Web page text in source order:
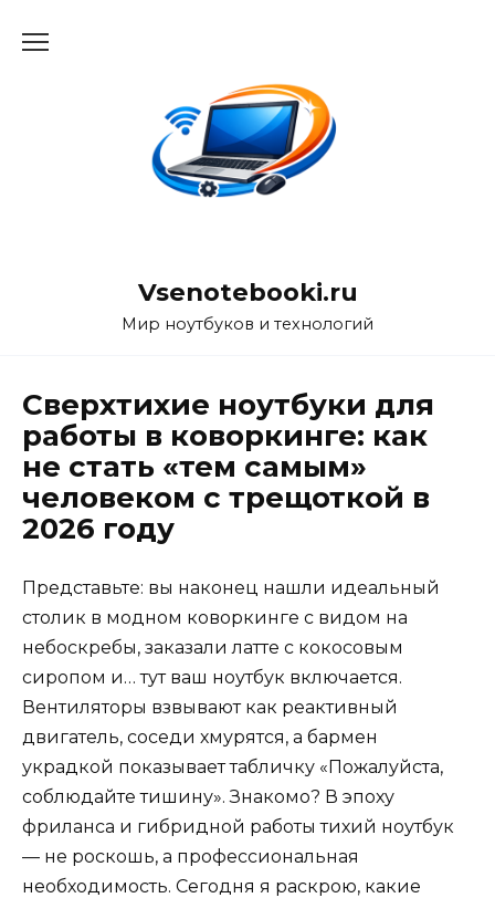
Vsenotebooki.ru
Мир ноутбуков и технологий
Сверхтихие ноутбуки для
работы в коворкинге: как
не стать «тем самым»
человеком с трещоткой в
2026 году
Представьте: вы наконец нашли идеальный
столик в модном коворкинге с видом на
небоскребы, заказали латте с кокосовым
сиропом и… тут ваш ноутбук включается.
Вентиляторы взвывают как реактивный
двигатель, соседи хмурятся, а бармен
украдкой показывает табличку «Пожалуйста,
соблюдайте тишину». Знакомо? В эпоху
фриланса и гибридной работы тихий ноутбук
— не роскошь, а профессиональная
необходимость. Сегодня я раскрою, какие